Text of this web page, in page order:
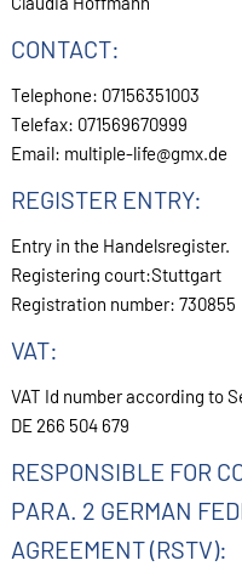
CONTACT:
Telephone: 07156351003
Telefax: 071569670999
Email: multiple-life@gmx.de
REGISTER ENTRY:
Entry in the Handelsregister.
Registering court:Stuttgart
Registration number: 730855
VAT:
VAT Id number according to
DE 266 504 679
RESPONSIBLE FOR
PARA. 2 GERMAN
AGREEMENT (RSTV):